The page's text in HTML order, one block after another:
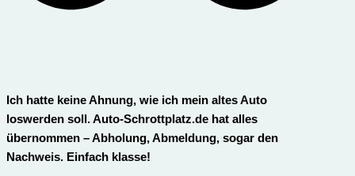
Ich hatte keine Ahnung, wie ich mein altes Auto
loswerden soll. Auto-Schrottplatz.de hat alles
übernommen – Abholung, Abmeldung, sogar den
Nachweis. Einfach klasse!